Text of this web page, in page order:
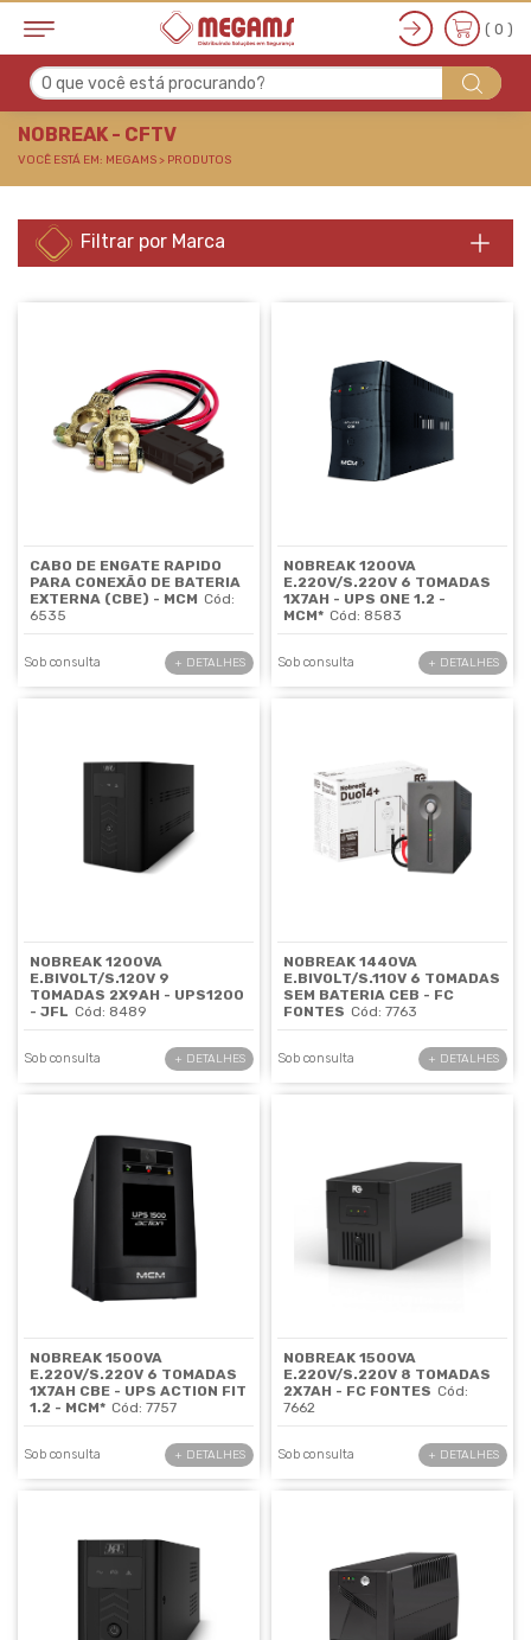
NOBREAK - CFTV
( 0 )
O que você está procurando?
NOBREAK - CFTV
VOCÊ ESTÁ EM: MEGAMS > PRODUTOS
Filtrar por Marca
CABO DE ENGATE RAPIDO
PARA CONEXÃO DE BATERIA
EXTERNA (CBE) - MCM Cód:
6535
Sob consulta + DETALHES
NOBREAK 1200VA
E.220V/S.220V 6 TOMADAS
1X7AH - UPS ONE 1.2 -
MCM* Cód: 8583
Sob consulta + DETALHES
NOBREAK 1200VA
E.BIVOLT/S.120V 9
TOMADAS 2X9AH - UPS1200
- JFL Cód: 8489
Sob consulta + DETALHES
NOBREAK 1440VA
E.BIVOLT/S.110V 6 TOMADAS
SEM BATERIA CEB - FC
FONTES Cód: 7763
Sob consulta + DETALHES
NOBREAK 1500VA
E.220V/S.220V 6 TOMADAS
1X7AH CBE - UPS ACTION FIT
1.2 - MCM* Cód: 7757
Sob consulta + DETALHES
NOBREAK 1500VA
E.220V/S.220V 8 TOMADAS
2X7AH - FC FONTES Cód:
7662
Sob consulta + DETALHES